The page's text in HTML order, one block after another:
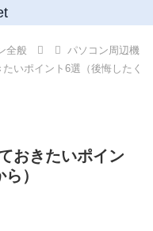
全般
パソコン周辺機
いポイント6選（後悔したく
おきたいポイン
）